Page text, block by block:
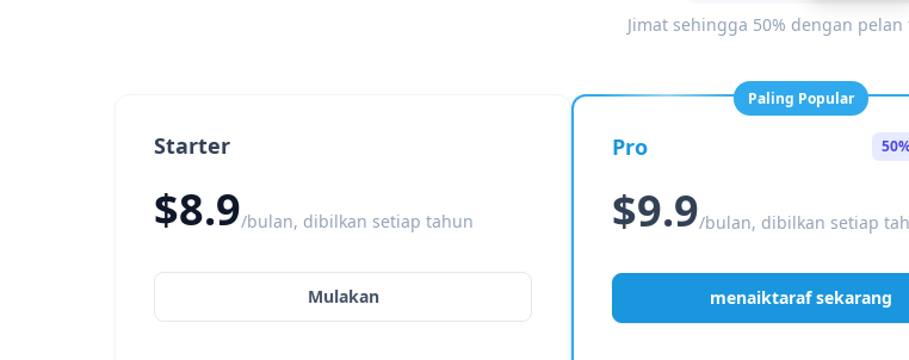
Jimat sehingga 50% dengan
Starter
$8.9/bulan, dibilkan setiap tahun
Mulakan
Paling Popular
Pro
$9.9/bulan, dibilkan setiap
menaiktaraf sekarang